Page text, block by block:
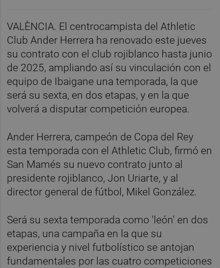
VALÈNCIA. El centrocampista del Athletic
Club Ander Herrera ha renovado este jueves
su contrato con el club rojiblanco hasta junio
de 2025, ampliando así su vinculación con el
equipo de Ibaigane una temporada, la que
será su sexta, en dos etapas, y en la que
volverá a disputar competición europea.
Ander Herrera, campeón de Copa del Rey
esta temporada con el Athletic Club, firmó en
San Mamés su nuevo contrato junto al
presidente rojiblanco, Jon Uriarte, y al
director general de fútbol, Mikel González.
Será su sexta temporada como 'león' en dos
etapas, una campaña en la que su
experiencia y nivel futbolístico se antojan
fundamentales por las cuatro competiciones